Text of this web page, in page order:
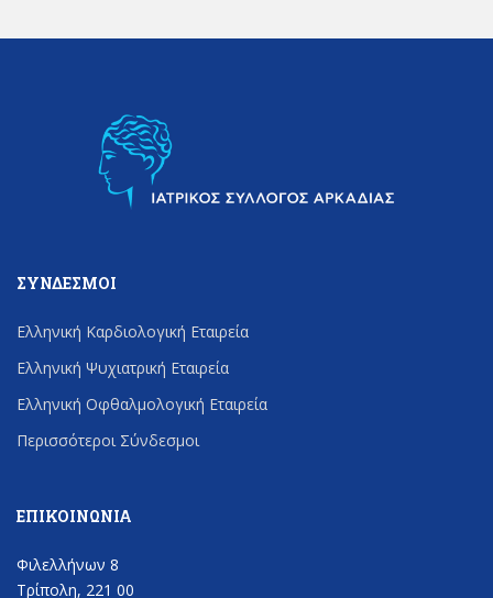
ΣΎΝΔΕΣΜΟΙ
Ελληνική Καρδιολογική Εταιρεία
Ελληνική Ψυχιατρική Εταιρεία
Ελληνική Οφθαλμολογική Εταιρεία
Περισσότεροι Σύνδεσμοι
ΕΠΙΚΟΙΝΩΝΊΑ
Φιλελλήνων 8
Τρίπολη, 221 00